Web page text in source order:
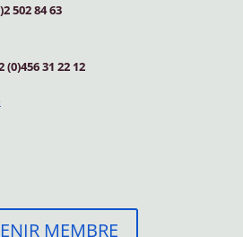
502 84 63
(0)456 31 22 12
MEMBRE